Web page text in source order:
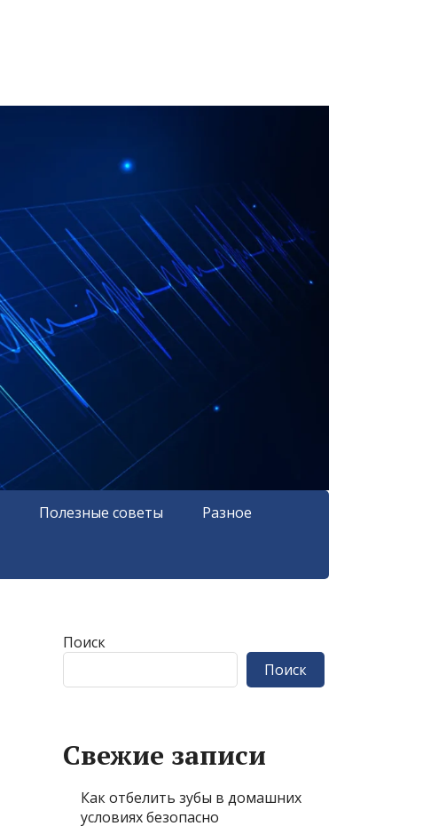
Полезные советы Разное
Поиск
Поиск
Свежие записи
Как отбелить зубы в домашних
условиях безопасно